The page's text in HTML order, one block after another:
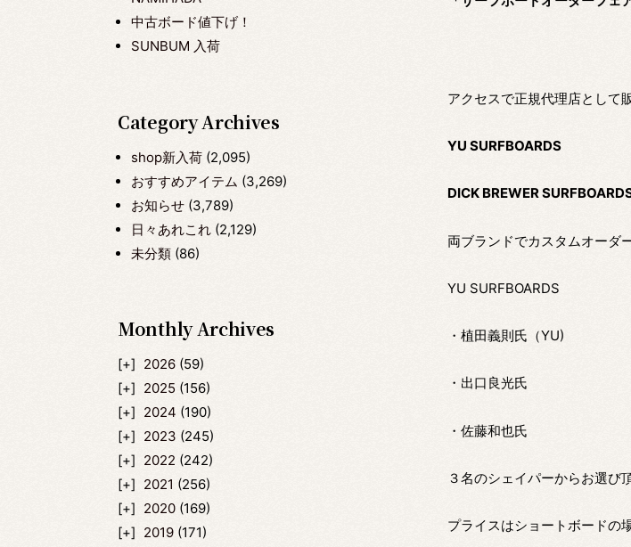
中古ボード値下げ！
SUNBUM 入荷
Category Archives
shop新入荷 (2,095)
おすすめアイテム (3,269)
お知らせ (3,789)
日々あれこれ (2,129)
未分類 (86)
Monthly Archives
2026 (59)
2025 (156)
2024 (190)
2023 (245)
2022 (242)
2021 (256)
2020 (169)
2019 (171)
アクセスで正規代理店として
YU SURFBOARDS
DICK BREWER
両ブランドでカスタムオーダ
YU SURFBOARDS
・植田義則氏（YU)
・出口良光氏
・佐藤和也氏
３名のシェイパーからお選び
プライスはショートボードの